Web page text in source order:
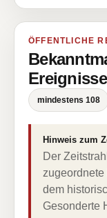
ÖFFENTLICHE
Ereignisse
mindestens 108
Hinweis zum
Der
dem
Gesonderte